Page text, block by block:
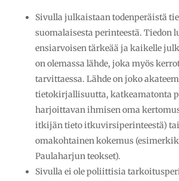
Sivulla julkaistaan todenperäistä
suomalaisesta perinteestä. Tiedon
ensiarvoisen tärkeää ja kaikelle
on olemassa lähde, joka myös
tarvittaessa. Lähde on joko
tietokirjallisuutta, katkeamatonta
harjoittavan ihmisen oma
itkijän tieto itkuvirsiperinteestä)
omakohtainen kokemus
Paulaharjun teokset).
Sivulla ei ole poliittisia